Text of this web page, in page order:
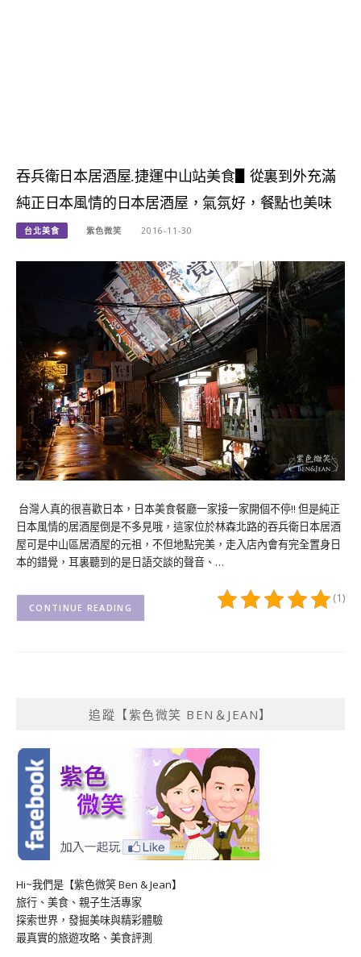
吞兵衛日本居酒屋.捷運中山站美食▋從裏到外充滿
純正日本風情的日本居酒屋，氣氛好，餐點也美味
台北美食 紫色微笑 2016-11-30
台灣人真的很喜歡日本，日本美食餐廳一家接一家開個不停!! 但是純正
日本風情的居酒屋倒是不多見哦，這家位於林森北路的吞兵衛日本居酒
屋可是中山區居酒屋的元祖，不但地點完美，走入店內會有完全置身日
本的錯覺，耳裏聽到的是日語交談的聲音、…
(1)
CONTINUE READING
追蹤【紫色微笑 BEN＆JEAN】
Hi~我們是【紫色微笑 Ben & Jean】
旅行、美食、親子生活專家
探索世界，發掘美味與精彩體驗
最真實的旅遊攻略、美食評測